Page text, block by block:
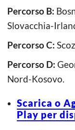
Percorso B:
Slovacchia-
Percorso C:
Percorso D:
Nord-Kosovo.
Scarica o
Play per